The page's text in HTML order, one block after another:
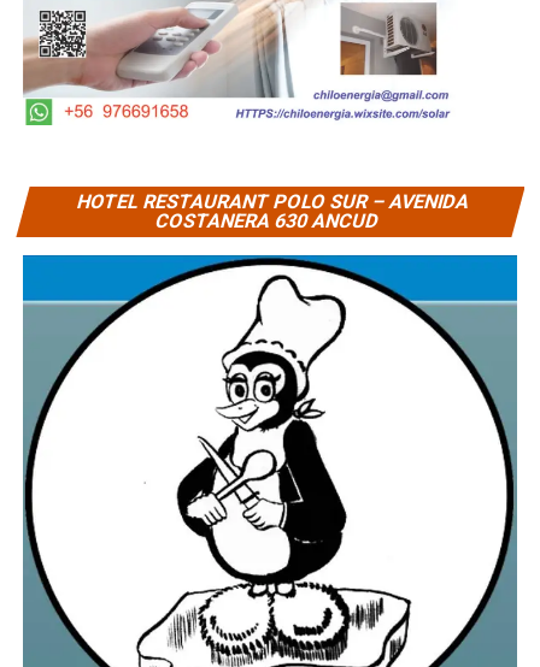
HOTEL RESTAURANT POLO SUR – AVENIDA
COSTANERA 630 ANCUD